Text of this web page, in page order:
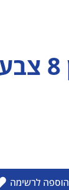
הוספה לרשימה